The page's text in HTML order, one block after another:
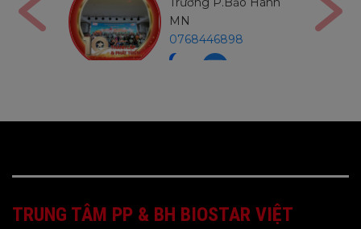
MB
0971234540
TRUNG TÂM PP & BH BIOSTAR VIỆT